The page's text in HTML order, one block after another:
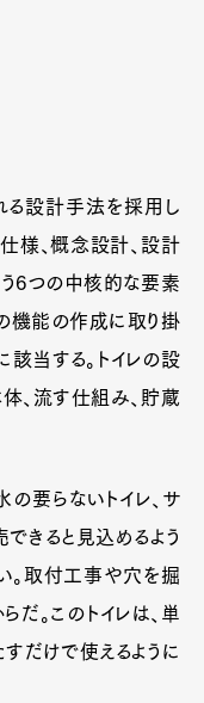
る設計手法を採用し
様、概念設計、設計
6つの中核的な要素
機能の作成に取り掛
該当する。トイレの設
、流す仕組み、貯蔵
の要らないトイレ、サ
きると見込めるよう
。取付工事や穴を掘
。このトイレは、単
だけで使えるように